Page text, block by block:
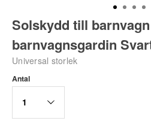
Solskydd till
barnvagnsgardin
Universal storlek
Antal
1